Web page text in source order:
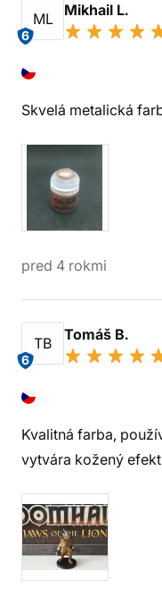
ML
6
Mikhail L.
Skvelá metalická
pred 4 rokmi
TB
6
Tomáš B.
Kvalitná farba,
vytvára kožený